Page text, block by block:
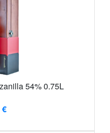
54% 0.75L
€